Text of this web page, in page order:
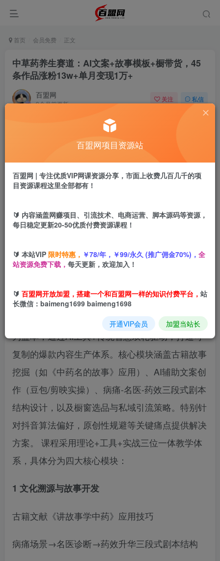
首页 会员免费 正文
中草药养生赛道：AI文案+故事模板+橱带货，45
条作品涨粉13w+单月变现1万+
百盟网
9个月前更新
关注 私信
盟币9.9
立即购买
计，系统拆解中草药垂直赛道的创作方法论。课程
以45条作品涨粉13万、橱窗变现1万+的实战案例
为蓝本，通过AI工具+传统智慧双轮驱动，打造可
复制的爆款内容生产体系。核心模块涵盖古籍故事
挖掘（如《中药名的故事》应用）、AI辅助文案创
作（豆包/剪映实操）、病痛-名医-药效三段式剧本
结构设计，以及橱窗选品与私域引流策略。特别针
对抖音算法偏好，原创性规避等关键痛点提供解决
方案。 课程采用理论+工具+实战三位一体教学体
系，具体分为四大核心模块：
1 文化溯源与故事开发
古籍文献《讲故事学中药》应用技巧
病痛场景→名医诊断→药效升华三段式剧本结构
百盟网项目资源站
百盟网 | 专注优质VIP网课资源分享，市面上收费几百几千的项
目资源课程这里全部都有！
🔰 内容涵盖网赚项目、引流技术、电商运营、脚本源码等资源，
每日稳定更新20-50优质付费资源课程！
🔰 本站VIP 限时特惠， ￥78/年，￥99/永久 (推广佣金70%)， 全
站资源免费下载， 每天更新，欢迎加入！
🔰 百盟网开放加盟，搭建一个和百盟网一样的知识付费平台， 站
长微信：baimeng1699 baimeng1698
开通VIP会员 加盟当站长